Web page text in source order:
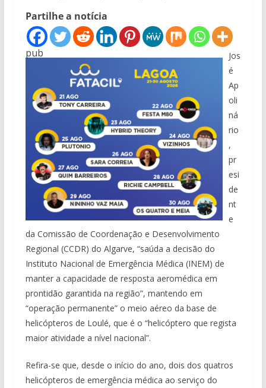
Partilhe a notícia
pub
Jos
é
Ap
oli
ná
rio
,
pr
esi
de
nt
e
da Comissão de Coordenação e Desenvolvimento
Regional (CCDR) do Algarve, “saúda a decisão do
Instituto Nacional de Emergência Médica (INEM) de
manter a capacidade de resposta aeromédica em
prontidão garantida na região”, mantendo em
“operação permanente” o meio aéreo da base de
helicópteros de Loulé, que é o “helicóptero que regista
maior atividade a nível nacional”.
Refira-se que, desde o início do ano, dois dos quatros
helicópteros de emergência médica ao serviço do